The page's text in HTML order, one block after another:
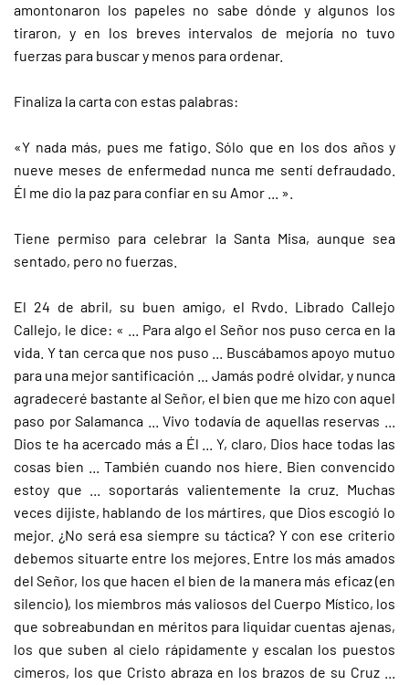
amontonaron los papeles no sabe dónde y algunos los
tiraron, y en los breves intervalos de mejoría no tuvo
fuerzas para buscar y menos para ordenar.
Finaliza la carta con estas palabras:
«Y nada más, pues me fatigo. Sólo que en los dos años y
nueve meses de enfermedad nunca me sentí defraudado.
Él me dio la paz para confiar en su Amor ... ».
Tiene permiso para celebrar la Santa Misa, aunque sea
sentado, pero no fuerzas.
El 24 de abril, su buen amigo, el Rvdo. Librado Callejo
Callejo, le dice: « ... Para algo el Señor nos puso cerca en la
vida. Y tan cerca que nos puso ... Buscábamos apoyo mutuo
para una mejor santificación ... Jamás podré olvidar, y nunca
agradeceré bastante al Señor, el bien que me hizo con aquel
paso por Salamanca ... Vivo todavía de aquellas reservas ...
Dios te ha acercado más a Él ... Y, claro, Dios hace todas las
cosas bien ... También cuando nos hiere. Bien convencido
estoy que ... soportarás valientemente la cruz. Muchas
veces dijiste, hablando de los mártires, que Dios escogió lo
mejor. ¿No será esa siempre su táctica? Y con ese criterio
debemos situarte entre los mejores. Entre los más amados
del Señor, los que hacen el bien de la manera más eficaz (en
silencio), los miembros más valiosos del Cuerpo Místico, los
que sobreabundan en méritos para liquidar cuentas ajenas,
los que suben al cielo rápidamente y escalan los puestos
cimeros, los que Cristo abraza en los brazos de su Cruz ...